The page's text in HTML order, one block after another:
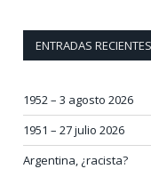
ENTRADAS RECIENTES
1952 – 3 agosto 2026
1951 – 27 julio 2026
Argentina, ¿racista?